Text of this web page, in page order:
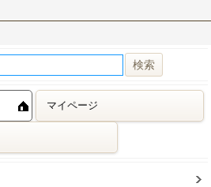
マイページ